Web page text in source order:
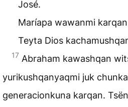
José.
Maríapa wawanmi
Teyta Dios
17 Abraham kawashqan
yurikushqanyaqmi juk
generacionkuna karqan.